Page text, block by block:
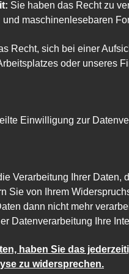
Sie haben das Recht zu
maschinenlesebaren
Recht, sich bei einer
oder unseres
Einwilligung zur
Verarbeitung Ihrer Daten,
Sie von Ihrem
dann nicht mehr
Datenverarbeitung Ihre
haben Sie das
zu widersprechen.